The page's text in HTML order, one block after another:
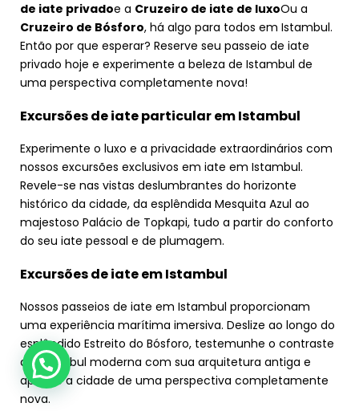
de iate privadoe a Cruzeiro de iate de luxoOu a
Cruzeiro de Bósforo, há algo para todos em Istambul.
Então por que esperar? Reserve seu passeio de iate
privado hoje e experimente a beleza de Istambul de
uma perspectiva completamente nova!
Excursões de iate particular em Istambul
Experimente o luxo e a privacidade extraordinários com
nossos excursões exclusivos em iate em Istambul.
Revele-se nas vistas deslumbrantes do horizonte
histórico da cidade, da esplêndida Mesquita Azul ao
majestoso Palácio de Topkapi, tudo a partir do conforto
do seu iate pessoal e de plumagem.
Excursões de iate em Istambul
Nossos passeios de iate em Istambul proporcionam
uma experiência marítima imersiva. Deslize ao longo do
esplêndido Estreito do Bósforo, testemunhe o contraste
da Istambul moderna com sua arquitetura antiga e
aprecie a cidade de uma perspectiva completamente
nova.